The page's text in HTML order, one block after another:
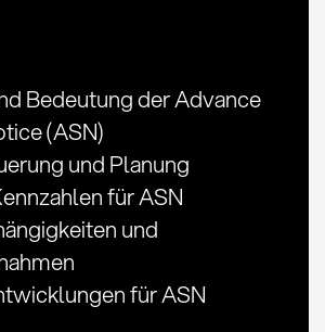
Bedeutung der Advance
(ASN)
und Planung
für ASN
und
für ASN